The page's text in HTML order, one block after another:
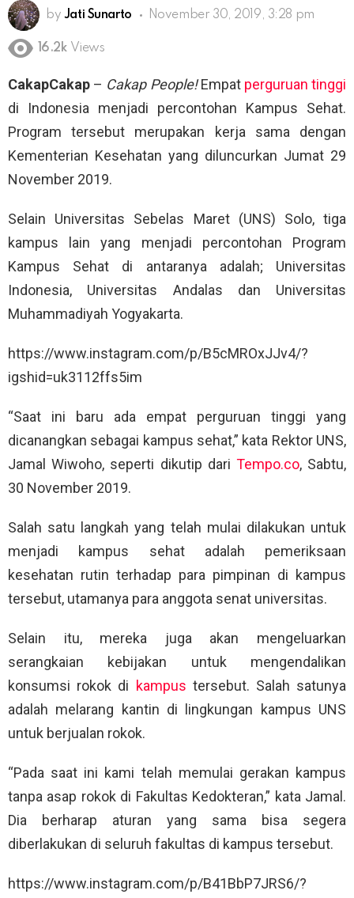
by Jati Sunarto November 30, 2019, 3:28 pm
16.2k Views
CakapCakap – Cakap People!Empat perguruan tinggi
di Indonesia menjadi percontohan Kampus Sehat.
Program tersebut merupakan kerja sama dengan
Kementerian Kesehatan yang diluncurkan Jumat 29
November 2019.
Selain Universitas Sebelas Maret (UNS) Solo, tiga
kampus lain yang menjadi percontohan Program
Kampus Sehat di antaranya adalah; Universitas
Indonesia, Universitas Andalas dan Universitas
Muhammadiyah Yogyakarta.
https://www.instagram.com/p/B5cMROxJJv4/?
igshid=uk3112ffs5im
“Saat ini baru ada empat perguruan tinggi yang
dicanangkan sebagai kampus sehat,” kata Rektor UNS,
Jamal Wiwoho, seperti dikutip dari Tempo.co, Sabtu,
30 November 2019.
Salah satu langkah yang telah mulai dilakukan untuk
menjadi kampus sehat adalah pemeriksaan
kesehatan rutin terhadap para pimpinan di kampus
tersebut, utamanya para anggota senat universitas.
Selain itu, mereka juga akan mengeluarkan
serangkaian kebijakan untuk mengendalikan
konsumsi rokok di kampus tersebut. Salah satunya
adalah melarang kantin di lingkungan kampus UNS
untuk berjualan rokok.
“Pada saat ini kami telah memulai gerakan kampus
tanpa asap rokok di Fakultas Kedokteran,” kata Jamal.
Dia berharap aturan yang sama bisa segera
diberlakukan di seluruh fakultas di kampus tersebut.
https://www.instagram.com/p/B41BbP7JRS6/?